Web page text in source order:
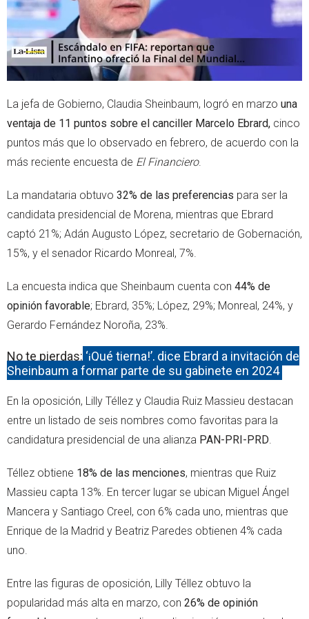
La jefa de Gobierno, Claudia Sheinbaum, logró en marzo una
ventaja de 11 puntos sobre el canciller Marcelo Ebrard, cinco
puntos más que lo observado en febrero, de acuerdo con la
más reciente encuesta de El Financiero.
La mandataria obtuvo 32% de las preferencias para ser la
candidata presidencial de Morena, mientras que Ebrard
captó 21%; Adán Augusto López, secretario de Gobernación,
15%, y el senador Ricardo Monreal, 7%.
La encuesta indica que Sheinbaum cuenta con 44% de
opinión favorable; Ebrard, 35%; López, 29%; Monreal, 24%, y
Gerardo Fernández Noroña, 23%.
No te pierdas: ‘¡Qué tierna!’, dice Ebrard a invitación de
Sheinbaum a formar parte de su gabinete en 2024
En la oposición, Lilly Téllez y Claudia Ruiz Massieu destacan
entre un listado de seis nombres como favoritas para la
candidatura presidencial de una alianza PAN-PRI-PRD
Téllez obtiene 18% de las menciones, mientras que Ruiz
Massieu capta 13%. En tercer lugar se ubican Miguel Ángel
Mancera y Santiago Creel, con 6% cada uno, mientras que
Enrique de la Madrid y Beatriz Paredes obtienen 4% cada
uno.
Entre las figuras de oposición, Lilly Téllez obtuvo la
popularidad más alta en marzo, con 26% de opinión